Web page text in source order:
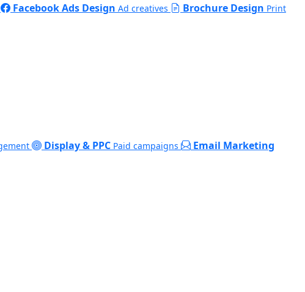
Facebook Ads Design Ad creatives Brochure Design Print
Display & PPC Paid campaigns Email Marketing